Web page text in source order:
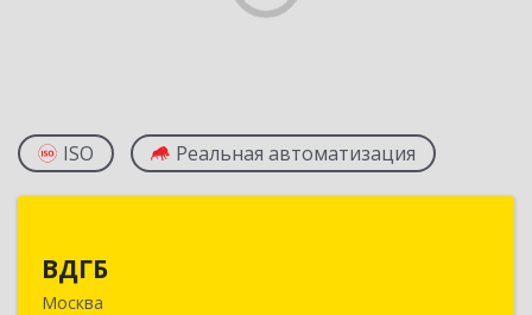
ISO Реальная автоматизация
ВДГБ
Москва
119180, Москва г, Большая Полянка ул, дом №